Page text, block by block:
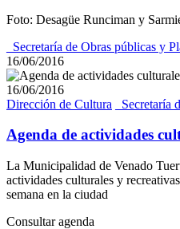
Foto: Desagüe Runciman y
_Secretaría de Obras públicas y
16/06/2016
16/06/2016
Dirección de Cultura
Agenda de actividades
La Municipalidad de Venado
actividades culturales y
semana en la ciudad
Consultar agenda